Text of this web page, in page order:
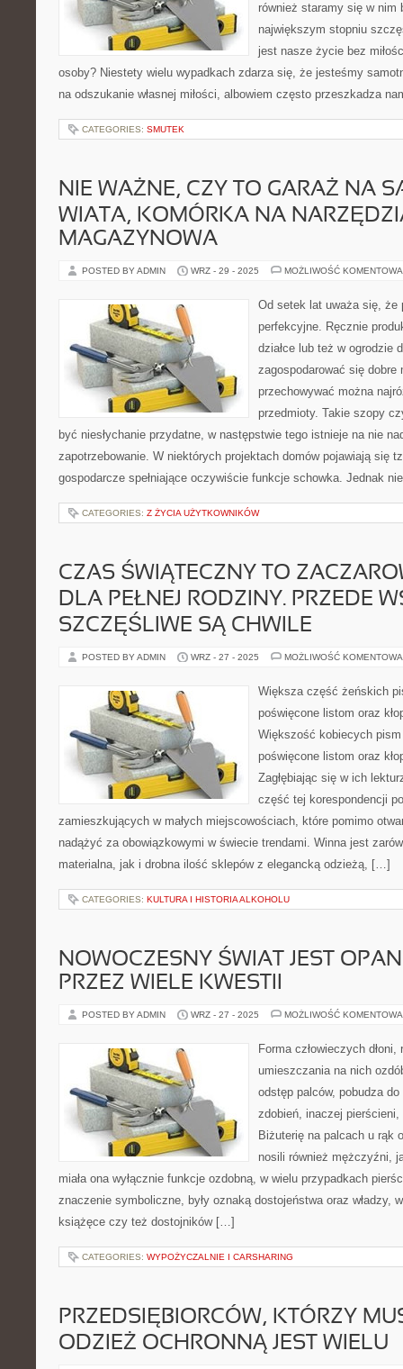
również staramy się w nim
największym stopniu
jest nasze życie bez
osoby? Niestety wielu wypadkach zdarza się, że jesteśmy
na odszukanie własnej miłości, albowiem często przeszkadza
CATEGORIES: SMUTEK
NIE WAŻNE, CZY TO GARAŻ NA
WIATA, KOMÓRKA NA
MAGAZYNOWA
POSTED BY ADMIN WRZ - 29 - 2025 MOŻLIWOŚĆ
Od setek lat uważa się, że
perfekcyjne. Ręcznie
działce lub też w ogrodzie
zagospodarować się dobre
przechowywać można
przedmioty. Takie szopy
być niesłychanie przydatne, w następstwie tego istnieje na nie
zapotrzebowanie. W niektórych projektach domów pojawiają się
gospodarcze spełniające oczywiście funkcje schowka. Jednak
CATEGORIES: Z ŻYCIA UŻYTKOWNIKÓW
CZAS ŚWIĄTECZNY TO
DLA PEŁNEJ RODZINY. PRZEDE
SZCZĘŚLIWE SĄ CHWILE
POSTED BY ADMIN WRZ - 27 - 2025 MOŻLIWOŚĆ
Większa część żeńskich
poświęcone listom oraz
Większość kobiecych
poświęcone listom oraz
Zagłębiając się w ich
część tej korespondencji
zamieszkujących w małych miejscowościach, które pomimo
nadążyć za obowiązkowymi w świecie trendami. Winna jest
materialna, jak i drobna ilość sklepów z elegancką odzieżą, […]
CATEGORIES: KULTURA I HISTORIA ALKOHOLU
NOWOCZESNY ŚWIAT JEST
PRZEZ WIELE KWESTII
POSTED BY ADMIN WRZ - 27 - 2025 MOŻLIWOŚĆ
Forma człowieczych
umieszczania na nich
odstęp palców, pobudza
zdobień, inaczej
Biżuterię na palcach u rąk
nosili również mężczyźni,
miała ona wyłącznie funkcje ozdobną, w wielu przypadkach
znaczenie symboliczne, były oznaką dostojeństwa oraz władzy,
książęce czy też dostojników […]
CATEGORIES: WYPOŻYCZALNIE I CARSHARING
PRZEDSIĘBIORCÓW, KTÓRZY
ODZIEŻ OCHRONNĄ JEST WIELU